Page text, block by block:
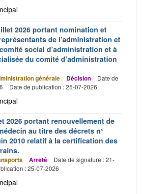
2026 portant nomination et
de l’administration et
social d’administration et à
du comité d’administration
générale Décision
Date de
Date de publication : 25-07-2026
2026 portant renouvellement de
au titre des décrets n°
2010 relatif à la certification des
Arrêté
Date de signature : 21-
: 25-07-2026